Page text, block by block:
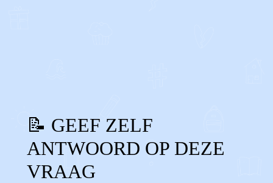
📝 GEEF ZELF
ANTWOORD OP DEZE
VRAAG